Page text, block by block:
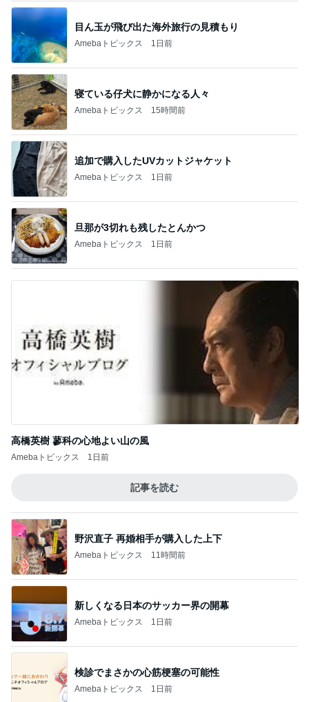
目ん玉が飛び出た海外旅行の見積もり
Amebaトピックス 1日前
寝ている仔犬に静かになる人々
Amebaトピックス 15時間前
追加で購入したUVカットジャケット
Amebaトピックス 1日前
旦那が3切れも残したとんかつ
Amebaトピックス 1日前
高橋英樹 蓼科の心地よい山の風
Amebaトピックス 1日前
記事を読む
野沢直子 再婚相手が購入した上下
Amebaトピックス 11時間前
新しくなる日本のサッカー界の開幕
Amebaトピックス 1日前
検診でまさかの心筋梗塞の可能性
Amebaトピックス 1日前